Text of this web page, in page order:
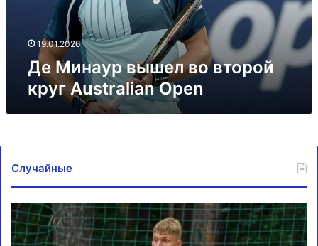
19.01.2026
Де Минаур вышел во второй
круг Australian Open
Случайные
Отец
задержанного
футболиста
не